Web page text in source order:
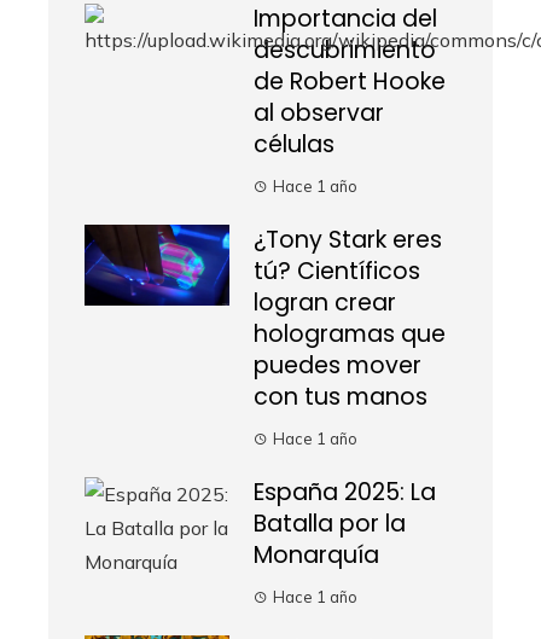
Importancia del
descubrimiento
de Robert Hooke
al observar
células
Hace 1 año
¿Tony Stark eres
tú? Científicos
logran crear
hologramas que
puedes mover
con tus manos
Hace 1 año
España 2025: La
Batalla por la
Monarquía
Hace 1 año